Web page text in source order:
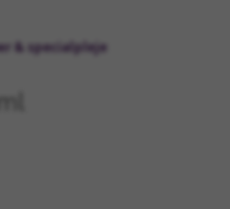
& specialpleje